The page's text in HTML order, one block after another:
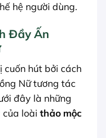
hệ người dùng.
Đầy Ấn
cuốn hút bởi cách
Nữ tương tác
đây là những
của loài thảo mộc